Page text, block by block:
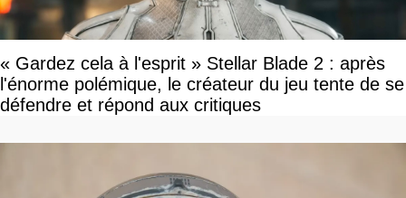
« Gardez cela à l'esprit » Stellar Blade 2 : après
l'énorme polémique, le créateur du jeu tente de se
défendre et répond aux critiques